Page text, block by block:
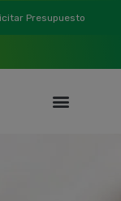
Presupuesto